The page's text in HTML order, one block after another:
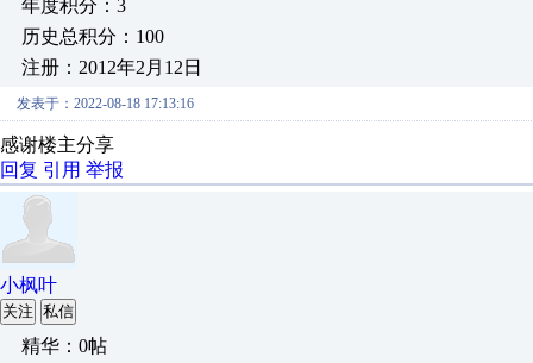
年度积分：3
历史总积分：100
注册：2012年2月12日
发表于：2022-08-18 17:13:16
感谢楼主分享
回复 引用 举报
小枫叶
关注 私信
精华：0帖